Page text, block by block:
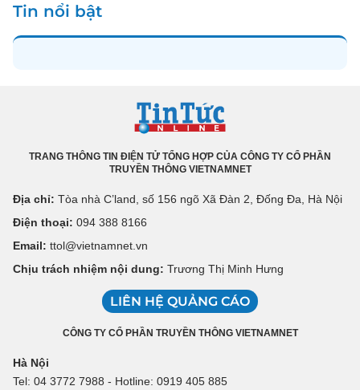
Tin nổi bật
TRANG THÔNG TIN ĐIỆN TỬ TỔNG HỢP CỦA CÔNG TY CỔ PHẦN
TRUYỀN THÔNG VIETNAMNET
Địa chỉ: Tòa nhà C’land, số 156 ngõ Xã Đàn 2, Đống Đa, Hà Nội
Điện thoại: 094 388 8166
Email: ttol@vietnamnet.vn
Chịu trách nhiệm nội dung: Trương Thị Minh Hưng
LIÊN HỆ QUẢNG CÁO
CÔNG TY CỔ PHẦN TRUYỀN THÔNG VIETNAMNET
Hà Nội
Tel: 04 3772 7988 - Hotline: 0919 405 885